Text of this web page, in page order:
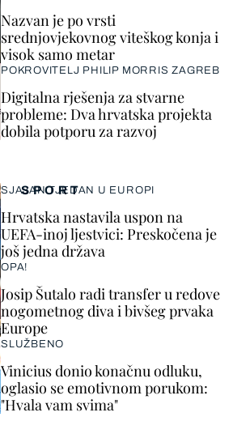
SPORT
SJAJAN TJEDAN U EUROPI
Hrvatska nastavila uspon na
UEFA-inoj ljestvici: Preskočena je
još jedna država
OPA!
Josip Šutalo radi transfer u redove
nogometnog diva i bivšeg prvaka
Europe
SLUŽBENO
Vinicius donio konačnu odluku,
oglasio se emotivnom porukom:
"Hvala vam svima"
Nazvan je po vrsti
srednjovjekovnog viteškog konja i
visok samo metar
POKROVITELJ PHILIP MORRIS ZAGREB
Digitalna rješenja za stvarne
probleme: Dva hrvatska projekta
dobila potporu za razvoj